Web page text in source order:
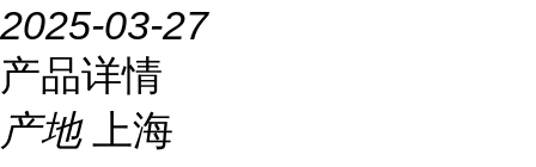
2025-03-27
产品详情
产地
上海